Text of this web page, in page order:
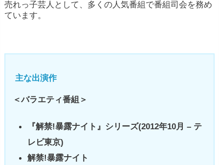
売れっ子芸人として、多くの人気番組で番組司会を務め
ています。
主な出演作
＜バラエティ番組＞
『解禁!暴露ナイト』シリーズ(2012年10月 – テ
レビ東京)
解禁!暴露ナイト